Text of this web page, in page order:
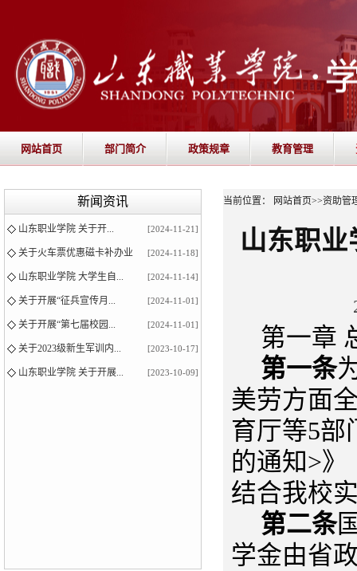
网站首页 部门简介 政策规章 教育管理
新闻资讯
山东职业学院 关于开... [2024-11-21]
关于火车票优惠磁卡补办业 [2024-11-18]
山东职业学院 大学生自... [2024-11-14]
关于开展“征兵宣传月... [2024-11-01]
关于开展“第七届校园... [2024-11-01]
关于2023级新生军训内... [2023-10-17]
山东职业学院 关于开展... [2023-10-09]
当前位置： 网站首页>>资助管
山东职
第一章
第一条
美劳方面
育厅等5部
的通知>》
结合我校
第二条
学金由省